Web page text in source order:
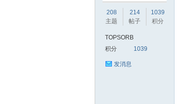
208
主题
214
帖子
1039
积分
TOPSORB
积分
1039
发消息